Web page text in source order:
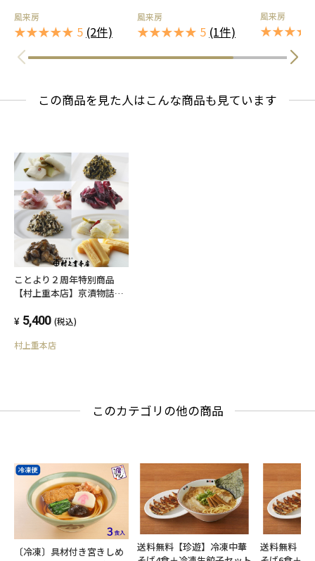
風来房
★★★★★ 5 (2件)
風来房
★★★★★ 5 (1件)
風来房
この商品を見た人はこんな商品も見ています
ことより２周年特別商品
【村上重本店】京漬物詰合
5,400 (税込)
村上重本店
このカテゴリの他の商品
〔冷凍〕具材付き宮きしめ
送料無料【珍遊】冷凍中華
送料無料【